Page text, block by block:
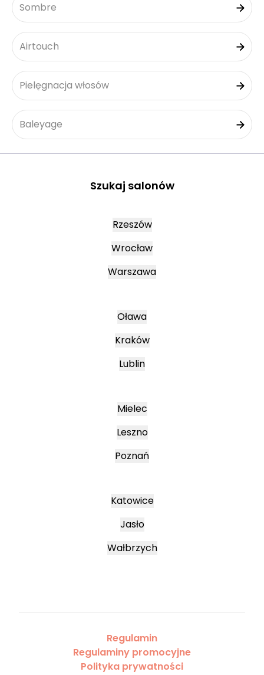
Sombre
Airtouch
Pielęgnacja włosów
Baleyage
Szukaj salonów
Rzeszów
Wrocław
Warszawa
Oława
Kraków
Lublin
Mielec
Leszno
Poznań
Katowice
Jasło
Wałbrzych
Regulamin
Regulaminy promocyjne
Polityka prywatności